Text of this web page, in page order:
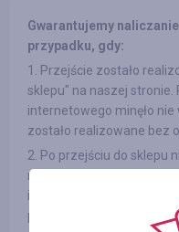
Gwarantujemy
przypadku, gdy:
1. Przejście zostało
sklepu" na naszej stronie.
internetowego minęło
zostało realizowane bez
2. Po przejściu do sklepu
reklamowych z innych
internetowychв na
promocyjnych innych firm.